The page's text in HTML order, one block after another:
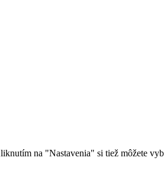
na "Nastavenia" si tiež môžete